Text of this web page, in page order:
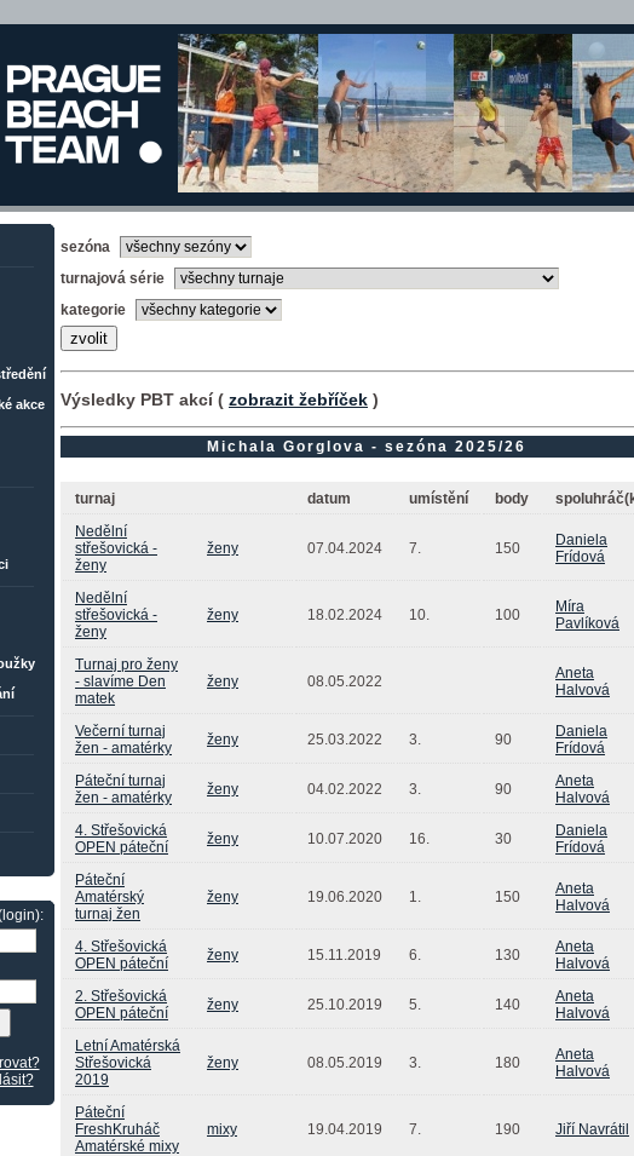
akce
sezóna
turnajová série
kategorie
Výsledky PBT akcí ( zobrazit žebříček )
Michala Gorglova - sezóna 2025/26
turnaj datum umístění body
Nedělní
střešovická -
ženy
ženy 07.04.2024 7. 150
Daniela
Frídová
Nedělní
střešovická -
ženy
ženy 18.02.2024 10. 100
Míra
Pavlíková
Turnaj pro ženy
- slavíme Den
matek
ženy 08.05.2022
Aneta
Halvová
Večerní turnaj
žen - amatérky
ženy 25.03.2022 3. 90
Daniela
Frídová
Páteční turnaj
žen - amatérky
ženy 04.02.2022 3. 90
Aneta
Halvová
4. Střešovická
OPEN páteční
ženy 10.07.2020 16. 30
Daniela
Frídová
Páteční
Amatérský
turnaj žen
ženy 19.06.2020 1. 150
Aneta
Halvová
4. Střešovická
OPEN páteční
ženy 15.11.2019 6. 130
Aneta
Halvová
2. Střešovická
OPEN páteční
ženy 25.10.2019 5. 140
Aneta
Halvová
Letní Amatérská
Střešovická
2019
ženy 08.05.2019 3. 180
Aneta
Halvová
Páteční
FreshKruháč
Amatérské mixy
mixy 19.04.2019 7. 190 Jiří Navrátil